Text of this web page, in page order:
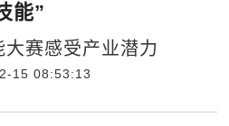
能”
赛感受产业潜力
15 08:53:13